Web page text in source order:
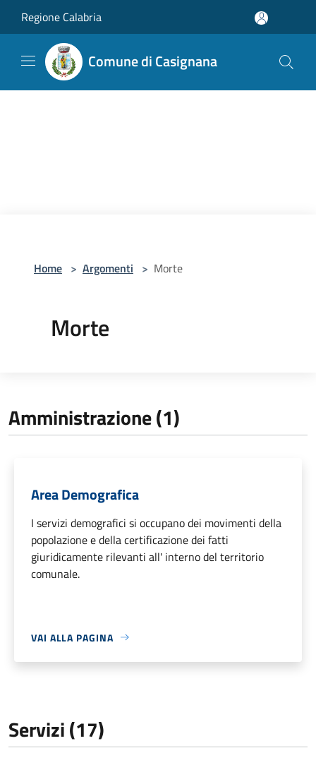
Regione Calabria
Comune di Casignana
Home > Argomenti > Morte
Morte
Amministrazione (1)
Area Demografica
I servizi demografici si occupano dei movimenti della
popolazione e della certificazione dei fatti
giuridicamente rilevanti all' interno del territorio
comunale.
VAI ALLA PAGINA
Servizi (17)